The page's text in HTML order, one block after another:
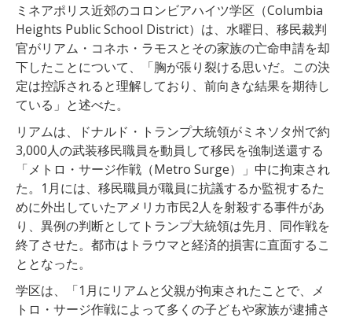
ミネアポリス近郊のコロンビアハイツ学区（Columbia
Heights Public School District）は、水曜日、移民裁判
官がリアム・コネホ・ラモスとその家族の亡命申請を却
下したことについて、「胸が張り裂ける思いだ。この決
定は控訴されると理解しており、前向きな結果を期待し
ている」と述べた。
リアムは、ドナルド・トランプ大統領がミネソタ州で約
3,000人の武装移民職員を動員して移民を強制送還する
「メトロ・サージ作戦（Metro Surge）」中に拘束され
た。1月には、移民職員が職員に抗議するか監視するた
めに外出していたアメリカ市民2人を射殺する事件があ
り、異例の判断としてトランプ大統領は先月、同作戦を
終了させた。都市はトラウマと経済的損害に直面するこ
ととなった。
学区は、「1月にリアムと父親が拘束されたことで、メ
トロ・サージ作戦によって多くの子どもや家族が逮捕さ